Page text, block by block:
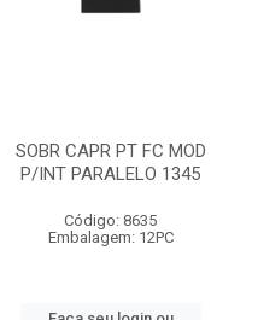
SOBR CAPR PT FC MOD
P/INT PARALELO 1345
Código: 8635
Embalagem: 12PC